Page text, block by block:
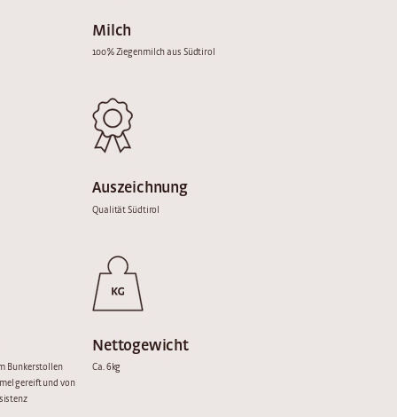
Milch
100% Ziegenmilch aus Südtirol
Auszeichnung
Qualität Südtirol
Bunkerstollen
gereift und von
Nettogewicht
Ca. 6kg